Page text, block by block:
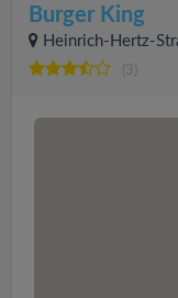
Burger King
Heinrich-Hertz-
(3)